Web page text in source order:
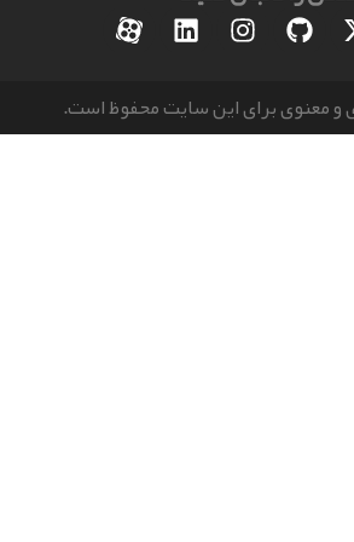
برای این سایت محفوظ است.